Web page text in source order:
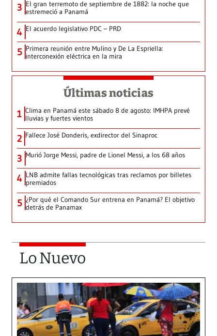
3 El gran terremoto de septiembre de 1882: la noche que
estremeció a Panamá
4 El acuerdo legislativo PDC – PRD
5 Primera reunión entre Mulino y De La Espriella:
interconexión eléctrica en la mira
Últimas noticias
1 Clima en Panamá este sábado 8 de agosto: IMHPA prevé
lluvias y fuertes vientos
2 Fallece José Donderis, exdirector del Sinaproc
3 Murió Jorge Messi, padre de Lionel Messi, a los 68 años
4 LNB admite fallas tecnológicas tras reclamos por billetes
premiados
5 ¿Por qué el Comando Sur entrena en Panamá? El objetivo
detrás de Panamax
Lo Nuevo